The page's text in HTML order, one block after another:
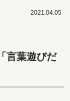
2021.04.05
言葉遊びだ